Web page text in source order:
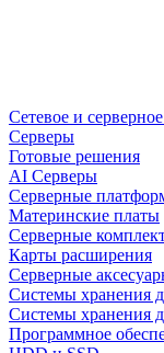
Сетевое и
Cерверы
Готовые решения
AI Серверы
Серверные
Материнские платы
Серверные
Карты расширения
Серверные
Системы хранения
Системы хранения
Программное